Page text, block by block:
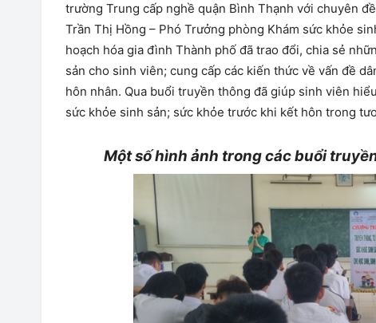
trường Trung cấp nghề quận Bình Thạnh với chuyên
Trần Thị Hồng – Phó Trưởng phòng Khám sức khỏe
hoạch hóa gia đình Thành phố đã trao đổi, chia sẻ
sản cho sinh viên; cung cấp các kiến thức về vấn đề
hôn nhân. Qua buổi truyền thông đã giúp sinh viên
sức khỏe sinh sản; sức khỏe trước khi kết hôn trong
Một số hình ảnh trong các buổi